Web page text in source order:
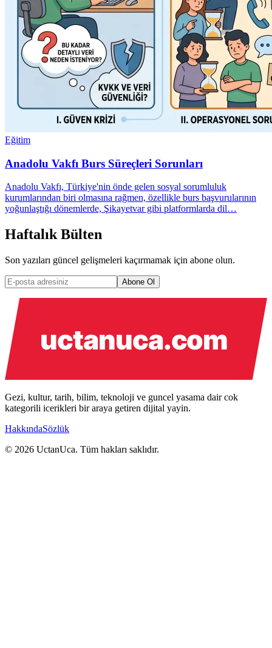
Eğitim
Anadolu Vakfı Burs Süreçleri Sorunları
Anadolu Vakfı, Türkiye'nin önde gelen sosyal sorumluluk
kurumlarından biri olmasına rağmen, özellikle burs başvurularının
yoğunlaştığı dönemlerde, Şikayetvar gibi platformlarda dil…
Haftalık Bülten
Son yazıları güncel gelişmeleri kaçırmamak için abone olun.
Abone Ol
Gezi, kultur, tarih, bilim, teknoloji ve guncel yasama dair cok
kategorili icerikleri bir araya getiren dijital yayin.
HakkındaSözlük
© 2026 UctanUca. Tüm hakları saklıdır.